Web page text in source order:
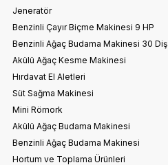
Jeneratör
Benzinli Çayır Biçme Makinesi 9 HP
Benzinli Ağaç Budama Makinesi 30 Diş
Akülü Ağaç Kesme Makinesi
Hırdavat El Aletleri
Süt Sağma Makinesi
Mini Römork
Akülü Ağaç Budama Makinesi
Benzinli Ağaç Budama Makinesi
Hortum ve Toplama Ürünleri